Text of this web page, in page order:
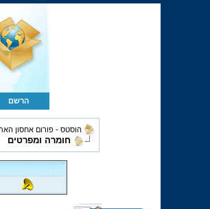
הרשם
הוסטס - פורום אחסון
חומרה ומפרטים